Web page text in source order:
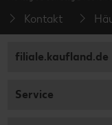
Kontakt
filiale.kaufland.de
Service